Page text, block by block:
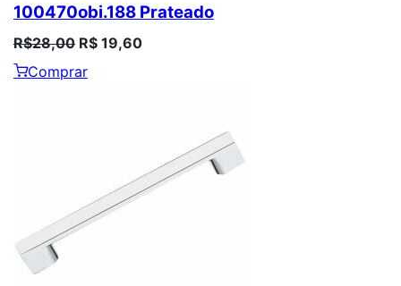
100470obi.188 Prateado
R$28,00 R$ 19,60
Comprar